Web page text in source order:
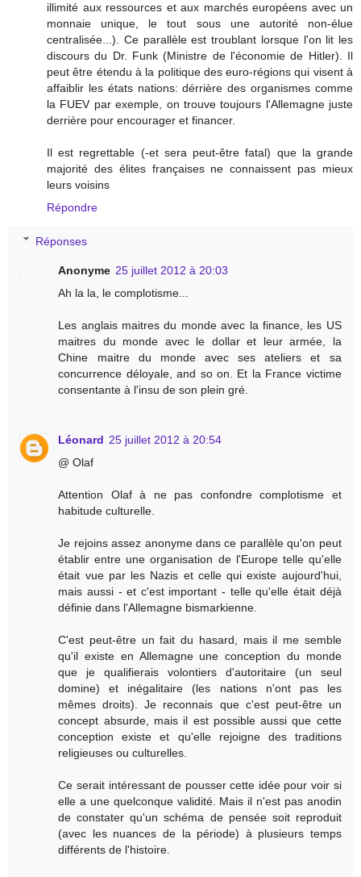
illimité aux ressources et aux marchés européens avec un
monnaie unique, le tout sous une autorité non-élue
centralisée...). Ce parallèle est troublant lorsque l'on lit les
discours du Dr. Funk (Ministre de l'économie de Hitler). Il
peut être étendu à la politique des euro-régions qui visent à
affaiblir les états nations: dérrière des organismes comme
la FUEV par exemple, on trouve toujours l'Allemagne juste
derrière pour encourager et financer.
Il est regrettable (-et sera peut-être fatal) que la grande
majorité des élites françaises ne connaissent pas mieux
leurs voisins
Répondre
Réponses
Anonyme 25 juillet 2012 à 20:03
Ah la la, le complotisme...
Les anglais maitres du monde avec la finance, les US
maitres du monde avec le dollar et leur armée, la
Chine maitre du monde avec ses ateliers et sa
concurrence déloyale, and so on. Et la France victime
consentante à l'insu de son plein gré.
Léonard 25 juillet 2012 à 20:54
@ Olaf
Attention Olaf à ne pas confondre complotisme et
habitude culturelle.
Je rejoins assez anonyme dans ce parallèle qu'on peut
établir entre une organisation de l'Europe telle qu'elle
était vue par les Nazis et celle qui existe aujourd'hui,
mais aussi - et c'est important - telle qu'elle était déjà
définie dans l'Allemagne bismarkienne.
C'est peut-être un fait du hasard, mais il me semble
qu'il existe en Allemagne une conception du monde
que je qualifierais volontiers d'autoritaire (un seul
domine) et inégalitaire (les nations n'ont pas les
mêmes droits). Je reconnais que c'est peut-être un
concept absurde, mais il est possible aussi que cette
conception existe et qu'elle rejoigne des traditions
religieuses ou culturelles.
Ce serait intéressant de pousser cette idée pour voir si
elle a une quelconque validité. Mais il n'est pas anodin
de constater qu'un schéma de pensée soit reproduit
(avec les nuances de la période) à plusieurs temps
différents de l'histoire.